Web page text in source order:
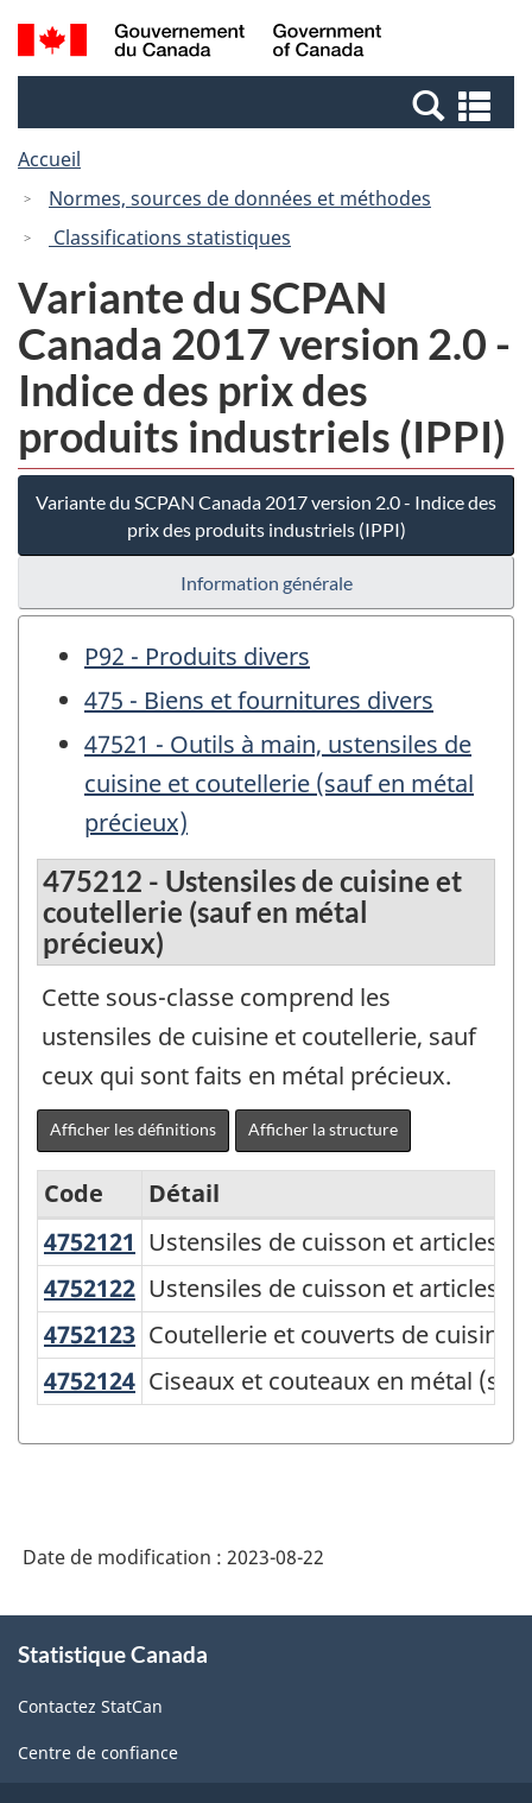
Passer
au
Passer
à
Canada
Recherche
et
et
Accueil
Normes, sources de données et méthodes
Classifications statistiques
Variante du SCPAN
Canada 2017 version 2.0 -
Indice des prix des
produits industriels (IPPI)
Variante du SCPAN Canada 2017 version 2.0 - Indice des
prix des produits industriels (IPPI)
Information générale
P92 - Produits divers
475 - Biens et fournitures divers
47521 - Outils à main, ustensiles de
cuisine et coutellerie (sauf en métal
précieux)
475212 - Ustensiles de cuisine et
coutellerie (sauf en métal
précieux)
Cette sous-classe comprend les
ustensiles de cuisine et coutellerie, sauf
ceux qui sont faits en métal précieux.
Afficher les définitions Afficher la structure
Variante
du
SCPAN
Canada
2017
version
Indice
prix
produits
industriels
Code
Détail
4752121 Ustensiles de cuisson et
Ustensiles de cuisson et articles
4752122 Ustensiles de cuisson et
Ustensiles de cuisson et articles
4752123 Coutellerie et couverts de
Coutellerie et couverts de cuisine
4752124 Ciseaux et couteaux en métal
Ciseaux et couteaux en métal
Date de modification : 2023-08-22
propos
ce
site
Statistique Canada
Contactez StatCan
Centre de confiance